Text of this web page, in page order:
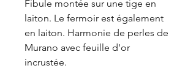
Fibule montée sur une tige en
laiton. Le fermoir est également
en laiton. Harmonie de perles de
Murano avec feuille d'or
incrustée.